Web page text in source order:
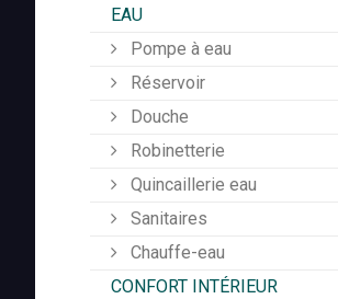
EAU
Pompe à eau
Réservoir
Douche
Robinetterie
Quincaillerie eau
Sanitaires
Chauffe-eau
CONFORT INTÉRIEUR